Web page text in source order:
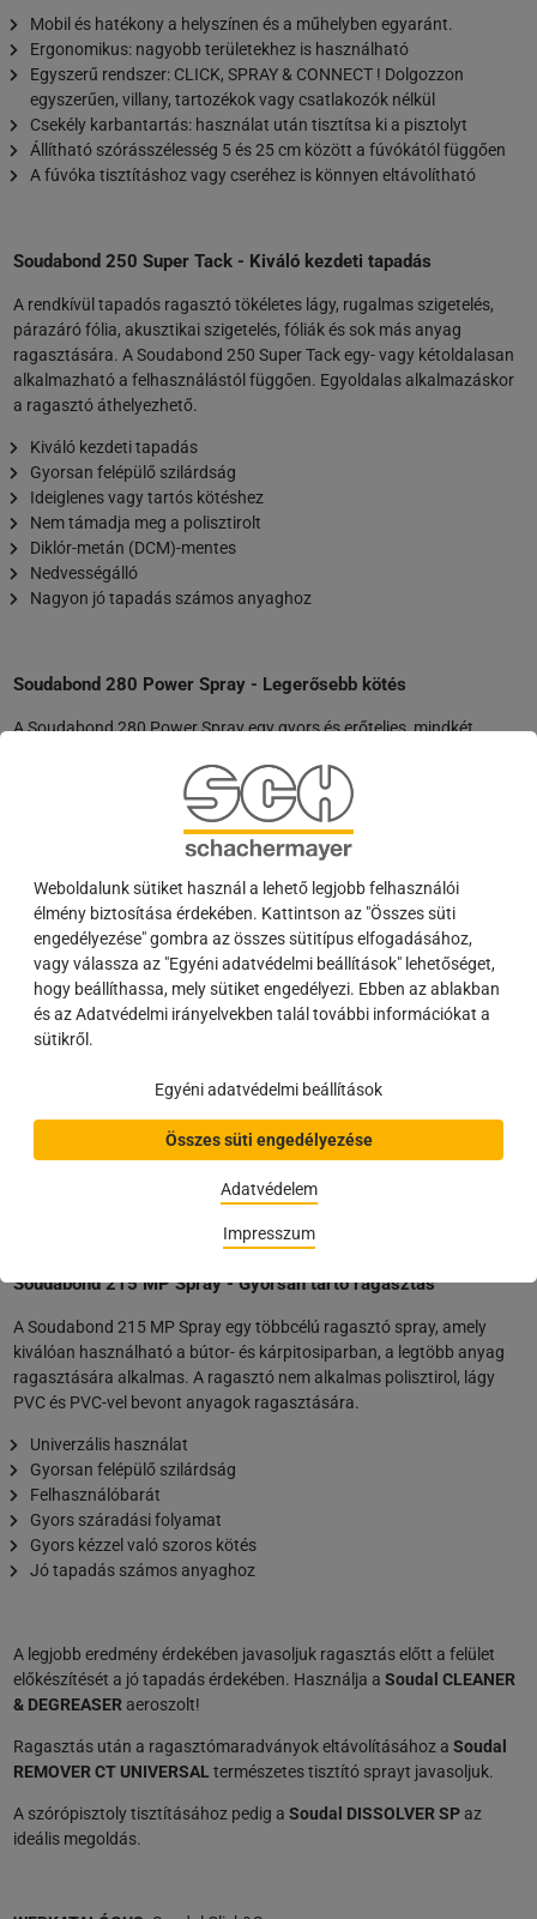
Weboldalunk sütiket használ a lehető legjobb felhasználói
élmény biztosítása érdekében. Kattintson az "Összes süti
engedélyezése" gombra az összes sütitípus elfogadásához,
vagy válassza az "Egyéni adatvédelmi beállítások" lehetőséget,
hogy beállíthassa, mely sütiket engedélyezi. Ebben az ablakban
és az Adatvédelmi irányelvekben talál további információkat a
sütikről.
Egyéni adatvédelmi beállítások
Összes süti engedélyezése
Adatvédelem
Impresszum
Mobil és hatékony a helyszínen és a műhelyben egyaránt.
Ergonomikus: nagyobb területekhez is használható
Egyszerű rendszer: CLICK, SPRAY & CONNECT ! Dolgozzon
egyszerűen, villany, tartozékok vagy csatlakozók nélkül
Csekély karbantartás: használat után tisztítsa ki a pisztolyt
Állítható szórásszélesség 5 és 25 cm között a fúvókától függően
A fúvóka tisztításhoz vagy cseréhez is könnyen eltávolítható
Soudabond 250 Super Tack - Kiváló kezdeti tapadás
A rendkívül tapadós ragasztó tökéletes lágy, rugalmas szigetelés,
párazáró fólia, akusztikai szigetelés, fóliák és sok más anyag
ragasztására. A Soudabond 250 Super Tack egy- vagy kétoldalasan
alkalmazható a felhasználástól függően. Egyoldalas alkalmazáskor
a ragasztó áthelyezhető.
Kiváló kezdeti tapadás
Gyorsan felépülő szilárdság
Ideiglenes vagy tartós kötéshez
Nem támadja meg a polisztirolt
Diklór-metán (DCM)-mentes
Nedvességálló
Nagyon jó tapadás számos anyaghoz
Soudabond 280 Power Spray - Legerősebb kötés
A Soudabond 280 Power Spray egy gyors és erőteljes, mindkét
gyorsan felépülő kötőerő és a kimagasló végső ragasztóerő teszi
minden körülmények között megbízható partnerré ezt a ragasztót. A
Power Spray különösen alkalmas a leggyakoribb szerelési anyagok
ragasztására mind az építőiparban, mind a járműiparban, mint
például fém, acél, beton, fa, laminált, műanyagok, kerámiák és más
felületek esetén. Nem ajánlott egyenetlen felületekre. A ragasztó
megőrzi tapadó erejét még feszültség alatt is, és olyan anyagokhoz is
alkalmas, amelyeket azonnal rögzíteni, terhelni vagy továbbmunkálni
kell.
Univerzális használat
Gyorsan felépülő szilárdság
Diklór-metán (DCM) mentes
Nem támadja meg a polisztirolt
Gyors száradási folyamat
Jó tapadás számos anyaghoz
Soudabond 215 MP Spray - Gyorsan tartó ragasztás
A Soudabond 215 MP Spray egy többcélú ragasztó spray, amely
kiválóan használható a bútor- és kárpitosiparban, a legtöbb anyag
ragasztására alkalmas. A ragasztó nem alkalmas polisztirol, lágy
PVC és PVC-vel bevont anyagok ragasztására.
Univerzális használat
Gyorsan felépülő szilárdság
Felhasználóbarát
Gyors száradási folyamat
Gyors kézzel való szoros kötés
Jó tapadás számos anyaghoz
A legjobb eredmény érdekében javasoljuk ragasztás előtt a felület
előkészítését a jó tapadás érdekében. Használja a Soudal CLEANER
& DEGREASERaeroszolt!
Ragasztás után a ragasztómaradványok eltávolításához a Soudal
REMOVER CT UNIVERSAL természetes tisztító sprayt javasoljuk.
A szórópisztoly tisztításához pedig a Soudal DISSOLVER SPaz
ideális megoldás.